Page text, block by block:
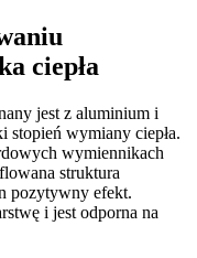
ciepła
jest z aluminium i
stopień wymiany ciepła.
wymiennikach
struktura
pozytywny efekt.
i jest odporna na